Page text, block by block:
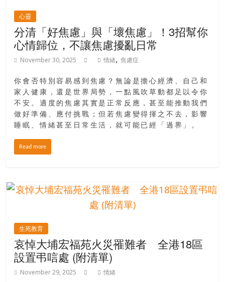
心靈
分清「好焦慮」與「壞焦慮」！3招幫你
心情歸位，不讓焦慮擾亂日常
November 30, 2025 情緒,焦慮症
你會否特別容易感到焦慮？無論是擔心經濟、自己和
家人健康，還是世界局勢，一點風吹草動都足以令你
不安。適度的焦慮其實是正常反應，甚至能推動我們
做好準備、應付挑戰；但若焦慮變得揮之不去，影響
睡眠、情緒甚至日常生活，就可能已經「過界」。
Read more
生死教育
哀悼大埔宏福苑火災罹難者 全港18區
設置弔唁處 (附清單)
November 29, 2025 情緒